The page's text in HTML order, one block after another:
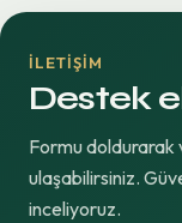
İLETIŞIM
Destek
Formu
ulaşabilirsiniz.
inceliyoruz.